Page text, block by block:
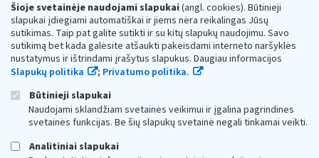
Šioje svetainėje naudojami slapukai(angl. cookies). Būtinieji
slapukai įdiegiami automatiškai ir jiems nėra reikalingas Jūsų
sutikimas. Taip pat galite sutikti ir su kitų slapukų naudojimu. Savo
sutikimą bet kada galėsite atšaukti pakeisdami interneto naršyklės
nustatymus ir ištrindami įrašytus slapukus. Daugiau informacijos
Slapukų politika
; Privatumo politika.
Būtinieji slapukai
Naudojami sklandžiam svetainės veikimui ir įgalina pagrindines
svetainės funkcijas. Be šių slapukų svetainė negali tinkamai veikti.
Analitiniai slapukai
Respublikos finansų ministerijos
Biudžetinė įstaiga. Juridinio asmens kodas — 188659752,
adresas: Vasario 16-osios g. 14, 01107 Vilnius, Lietuva, el.paštas:
vmi@vmi.lt, E. pristatymo dėžutės adresas 188659752
Duomenys apie Valstybinę mokesčių inspekciją prie Lietuvos
Respublikos finansų ministerijos kaupiami ir saugomi Juridinių